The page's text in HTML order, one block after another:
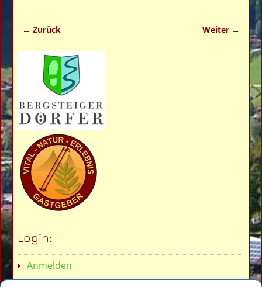
← Zurück Weiter →
Login:
Anmelden